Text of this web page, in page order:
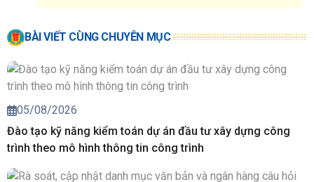
BÀI VIẾT CÙNG CHUYÊN MỤC
05/08/2026
Đào tạo kỹ năng kiểm toán dự án đầu tư xây dựng công
trình theo mô hình thông tin công trình